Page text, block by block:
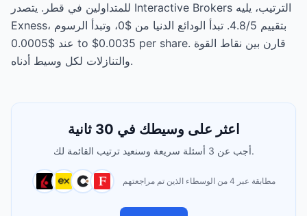
للمتداولين في قطر. يتصدر Interactive Brokers الترتيب، يليه
Exness، بتقييم 4.8/5. تبدأ الودائع الدنيا من $0، وتبدأ الرسوم
عند $0.0005 to $0.0035 per share. قارن بين نقاط القوة
والتنازلات لكل وسيط أدناه.
اعثر على وسيطك في 30 ثانية
أجب عن 3 أسئلة سريعة وسنعيد ترتيب القائمة لك.
مطابقة عبر 4 من الوسطاء الذين تم مراجعتهم